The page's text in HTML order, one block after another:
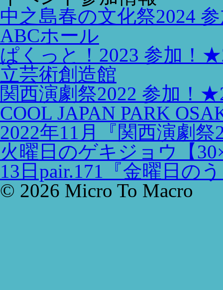
中之島春の文化祭2024
ABCホール
ぱくっと！2023 参加！
立芸術創造館
関西演劇祭2022 参加！
COOL JAPAN PARK
2022年11月『関西演劇
火曜日のゲキジョウ【
13日pair.171『金曜日の
© 2026 Micro To Macro